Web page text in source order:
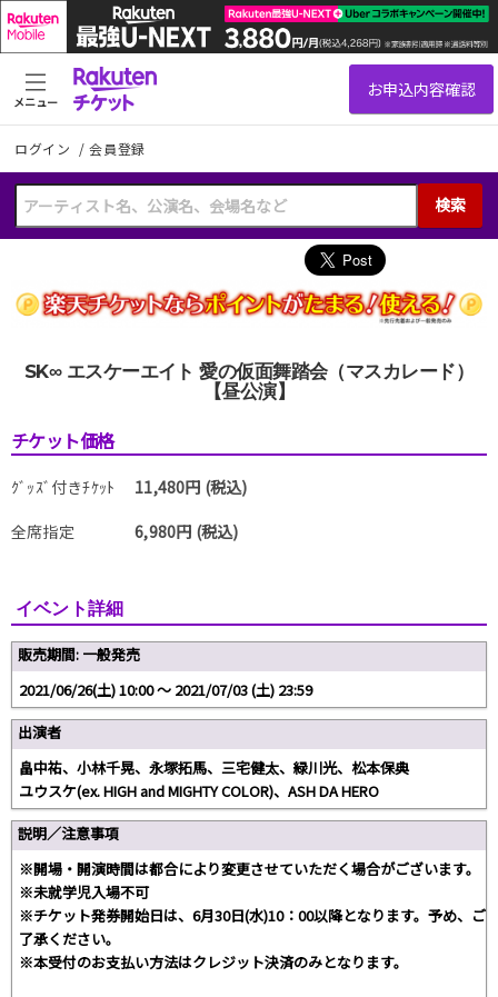
ログイン /会員登録
検索
メニュー
SK∞ エスケーエイト 愛の仮面舞踏会（マスカレード）
【昼公演】
チケット価格
ｸﾞｯｽﾞ付きﾁｹｯﾄ
11,480円 (税込)
全席指定
6,980円 (税込)
イベント詳細
販売期間: 一般発売
2021/06/26(土) 10:00 〜 2021/07/03 (土) 23:59
出演者
畠中祐、小林千晃、永塚拓馬、三宅健太、緑川光、松本保典
ユウスケ(ex. HIGH and MIGHTY COLOR)、ASH DA HERO
説明／注意事項
※開場・開演時間は都合により変更させていただく場合がございます。
※未就学児入場不可
※チケット発券開始日は、6月30日(水)10：00以降となります。予め、ご
了承ください。
※本受付のお支払い方法はクレジット決済のみとなります。